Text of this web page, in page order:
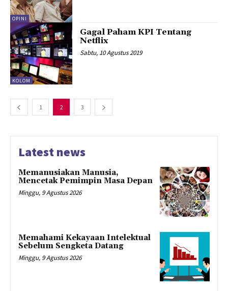
OPINI
KOLOM
Gagal Paham KPI Tentang
Netflix
Sabtu, 10 Agustus 2019
1 2 3
Latest news
Memanusiakan Manusia,
Mencetak Pemimpin Masa Depan
Minggu, 9 Agustus 2026
Memahami Kekayaan Intelektual
Sebelum Sengketa Datang
Minggu, 9 Agustus 2026